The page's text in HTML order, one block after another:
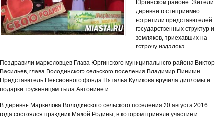
Юргинском районе. Жители
деревни гостеприимно
встретили представителей
государственных структур и
земляков, приехавших на
встречу издалека.
Поздравили маркеловцев Глава Юргинского муниципального района Виктор
Васильев, глава Володинского сельского поселения Владимир Пинигин.
Представитель Пенсионного фонда Наталья Куликова вручила дипломы и
подарки труженицам тыла Антонине и
В деревне Маркелова Володинского сельского поселения 20 августа 2016
года состоялся праздник Малой Родины, в котором приняли участие и